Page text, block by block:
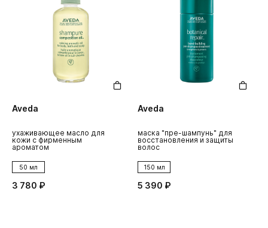
Aveda
ухаживающее масло для
кожи с фирменным
ароматом
50 мл
3 780 ₽
Aveda
маска "пре-шампунь" для
восстановления и защиты
волос
150 мл
5 390 ₽